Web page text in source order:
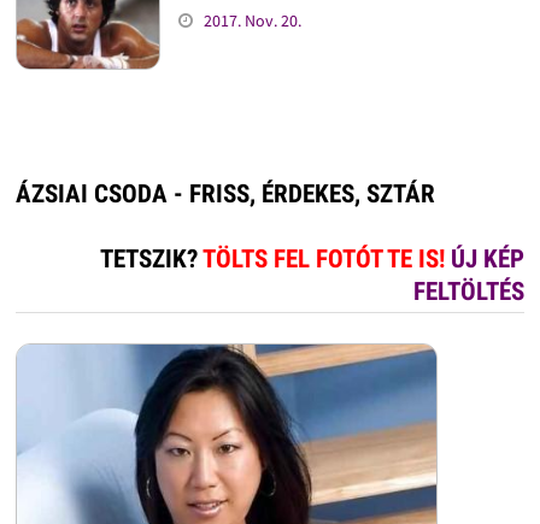
2017. Nov. 20.
ÁZSIAI CSODA - FRISS, ÉRDEKES, SZTÁR
TETSZIK?TÖLTS FEL FOTÓT TE IS! ÚJ KÉP
FELTÖLTÉS